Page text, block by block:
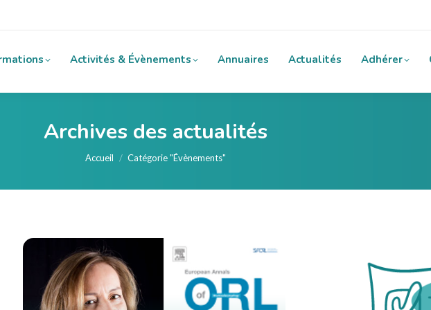
Activités & Évènements Annuaires Actualités Adhérer
Archives des actualités
Vous êtes ici :
Accueil Catégorie "Évènements"